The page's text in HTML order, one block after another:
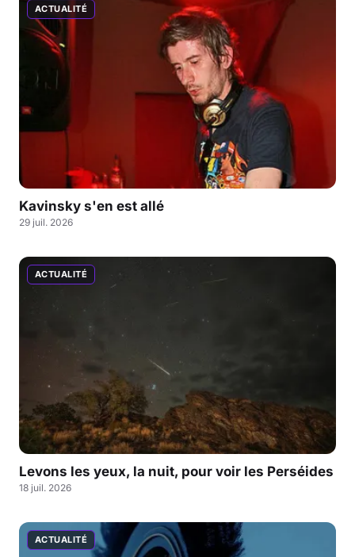
ACTUALITÉ
Kavinsky s'en est allé
29 juil. 2026
ACTUALITÉ
Levons les yeux, la nuit, pour voir les Perséides
18 juil. 2026
ACTUALITÉ